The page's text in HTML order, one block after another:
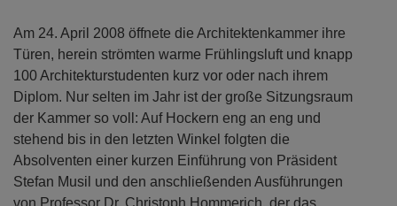
Am 24. April 2008 öffnete die Architektenkammer ihre
Türen, herein strömten warme Frühlingsluft und knapp
100 Architekturstudenten kurz vor oder nach ihrem
Diplom. Nur selten im Jahr ist der große Sitzungsraum
der Kammer so voll: Auf Hockern eng an eng und
stehend bis in den letzten Winkel folgten die
Absolventen einer kurzen Einführung von Präsident
Stefan Musil und den anschließenden Ausführungen
von Professor Dr. Christoph Hommerich, der das